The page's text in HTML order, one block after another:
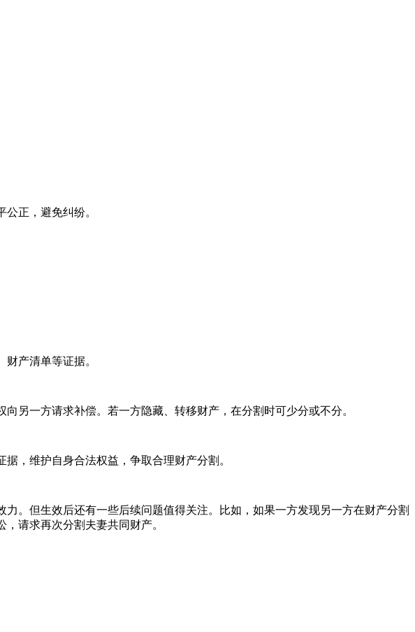
正，避免纠纷。
产清单等证据。
另一方请求补偿。若一方隐藏、转移财产，在分割时可少分或不分。
，维护自身合法权益，争取合理财产分割。
。但生效后还有一些后续问题值得关注。比如，如果一方发现另一方在财产分割
请求再次分割夫妻共同财产。